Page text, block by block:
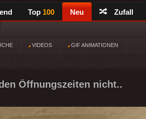
Top 100 Neu Zufall
VIDEOS GIF ANIMATIONEN
Öffnungszeiten nicht..